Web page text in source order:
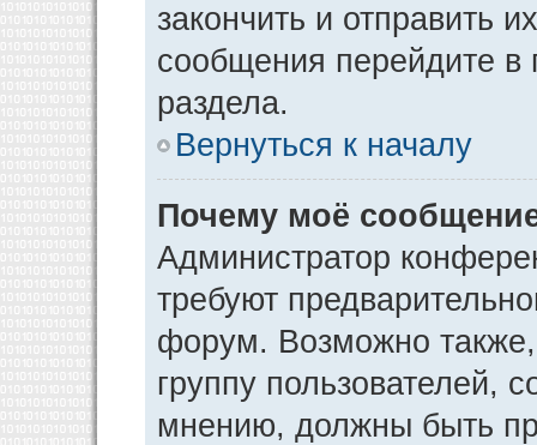
закончить и отправить
сообщения перейдите в
раздела.
Вернуться к началу
Почему моё
Администратор
требуют
форум. Возможно
группу пользователей,
мнению, должны быть